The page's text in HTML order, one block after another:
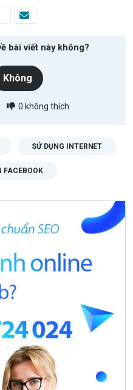
bài viết này không?
Không
0 không thích
SỬ DỤNG INTERNET
FACEBOOK